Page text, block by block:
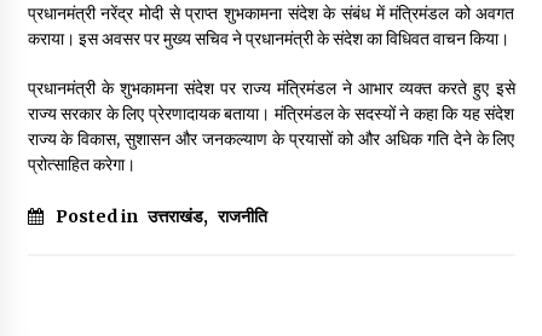
Thought Of The Day 11 May
May 11, 2022
Thought Of The Day 10 May
May 10, 2022
Thought Of The Day 9 May
प्रधानमंत्री नरेंद्र मोदी से प्राप्त शुभकामना संदेश के संबंध में मंत्रिमंडल को अवगत
कराया। इस अवसर पर मुख्य सचिव ने प्रधानमंत्री के संदेश का विधिवत वाचन किया।
प्रधानमंत्री के शुभकामना संदेश पर राज्य मंत्रिमंडल ने आभार व्यक्त करते हुए इसे
राज्य सरकार के लिए प्रेरणादायक बताया। मंत्रिमंडल के सदस्यों ने कहा कि यह संदेश
राज्य के विकास, सुशासन और जनकल्याण के प्रयासों को और अधिक गति देने के लिए
प्रोत्साहित करेगा।
Posted in उत्तराखंड, राजनीति